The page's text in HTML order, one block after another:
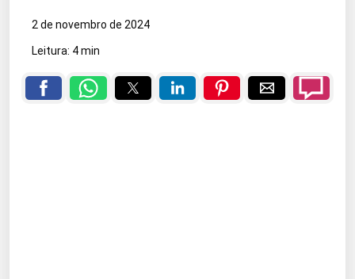
2 de novembro de 2024
Leitura: 4 min